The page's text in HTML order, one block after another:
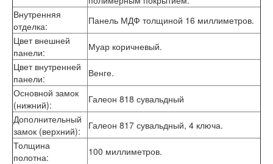
Двери Аргус
Тамбурные двери
Межкомнатные двери
Двери Альберо
Альянс
Вест
Галерея
Геометрия
Графика
Империя
Классика
Лайн
Внутренняя
отделка:
Панель МДФ толщиной 16 миллиметров.
Цвет внешней
панели:
Муар коричневый.
Цвет внутренней
панели:
Венге.
Основной замок
(нижний):
Галеон 818 сувальдный
Дополнительный
замок (верхний):
Галеон 817 сувальдный, 4 ключа.
Толщина
полотна:
100 миллиметров.